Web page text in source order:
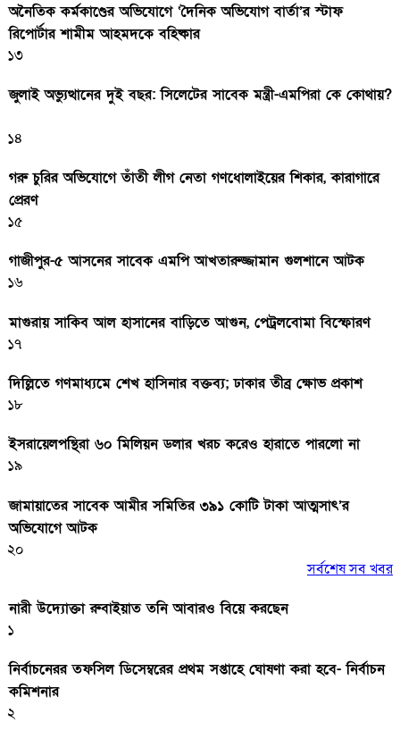
অনৈতিক কর্মকাণ্ডের অভিযোগে ‘দৈনিক অভিযোগ বার্তা’র স্টাফ
রিপোর্টার শামীম আহমদকে বহিষ্কার
১৩
জুলাই অভ্যুত্থানের দুই বছর: সিলেটের সাবেক মন্ত্রী-এমপিরা কে কোথায়?
১৪
গরু চুরির অভিযোগে তাঁতী লীগ নেতা গণধোলাইয়ের শিকার, কারাগারে
প্রেরণ
১৫
গাজীপুর-৫ আসনের সাবেক এমপি আখতারুজ্জামান গুলশানে আটক
১৬
মাগুরায় সাকিব আল হাসানের বাড়িতে আগুন, পেট্রলবোমা বিস্ফোরণ
১৭
দিল্লিতে গণমাধ্যমে শেখ হাসিনার বক্তব্য; ঢাকার তীব্র ক্ষোভ প্রকাশ
১৮
ইসরায়েলপন্থিরা ৬০ মিলিয়ন ডলার খরচ করেও হারাতে পারলো না
১৯
জামায়াতের সাবেক আমীর সমিতির ৩৯১ কোটি টাকা আত্মসাৎ’র
অভিযোগে আটক
২০
সর্বশেষ সব খবর
নারী উদ্যোক্তা রুবাইয়াত তনি আবারও বিয়ে করছেন
১
নির্বাচনেরর তফসিল ডিসেম্বরের প্রথম সপ্তাহে ঘোষণা করা হবে- নির্বাচন
কমিশনার
২